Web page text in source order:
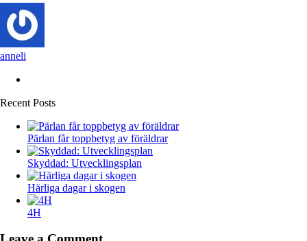
anneli
Recent Posts
Pärlan får toppbetyg av föräldrar
Skyddad: Utvecklingsplan
Härliga dagar i skogen
4H